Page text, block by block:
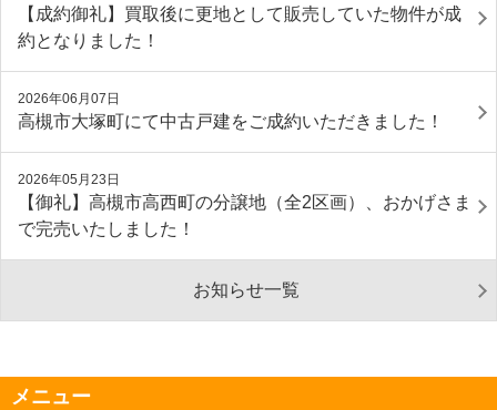
【成約御礼】買取後に更地として販売していた物件が成
約となりました！
2026年06月07日
高槻市大塚町にて中古戸建をご成約いただきました！
2026年05月23日
【御礼】高槻市高西町の分譲地（全2区画）、おかげさま
で完売いたしました！
お知らせ一覧
メニュー